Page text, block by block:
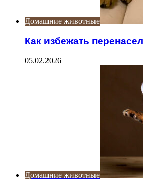
Домашние животные
Как избежать
05.02.2026
Домашние животные